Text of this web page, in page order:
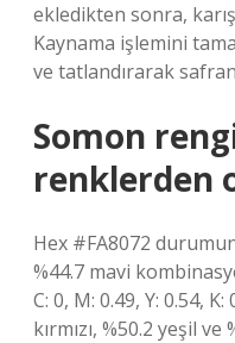
ekledikten sonra,
Kaynama işlemini
ve tatlandırarak
Somon
renklerden
Hex #FA8072
%44.7 mavi
C: 0, M: 0.49, Y: 0.54,
kırmızı, %50.2 yeşil